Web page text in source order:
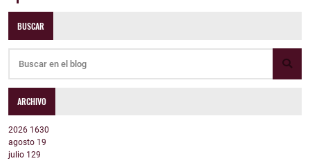
BUSCAR
ARCHIVO
2026 1630
agosto 19
julio 129